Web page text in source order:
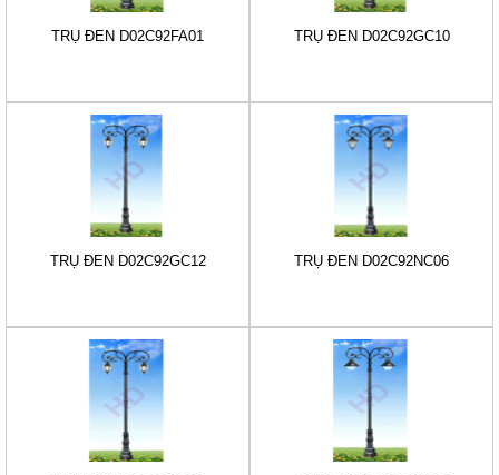
TRỤ ĐÈN D02C92FA01 TRỤ ĐÈN D02C92GC10
TRỤ ĐÈN D02C92GC12 TRỤ ĐÈN D02C92NC06